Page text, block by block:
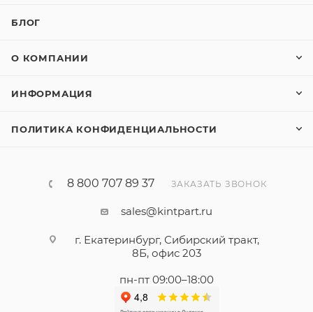
БЛОГ
О КОМПАНИИ
ИНФОРМАЦИЯ
ПОЛИТИКА КОНФИДЕНЦИАЛЬНОСТИ
8 800 707 89 37 ЗАКАЗАТЬ ЗВОНОК
sales@kintpart.ru
г. Екатеринбург, Сибирский тракт,
8Б, офис 203
пн-пт 09:00–18:00